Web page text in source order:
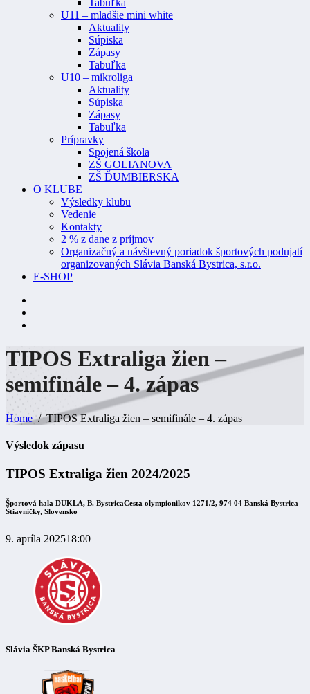
Tabuľka
U11 – mladšie mini white
Aktuality
Súpiska
Zápasy
Tabuľka
U10 – mikroliga
Aktuality
Súpiska
Zápasy
Tabuľka
Prípravky
Spojená škola
ZŠ GOLIANOVA
ZŠ ĎUMBIERSKA
O KLUBE
Výsledky klubu
Vedenie
Kontakty
2 % z dane z príjmov
Organizačný a návštevný poriadok športových podujatí
organizovaných Slávia Banská Bystrica, s.r.o.
E-SHOP
TIPOS Extraliga žien –
semifinále – 4.zápas
Home TIPOS Extraliga žien – semifinále – 4. zápas
Výsledok zápasu
TIPOS Extraliga žien 2024/2025
Športová hala DUKLA, B. BystricaCesta olympionikov 1271/2, 974 04 Banská Bystrica-
Štiavničky, Slovensko
9. apríla 202518:00
Slávia ŠKP Banská Bystrica